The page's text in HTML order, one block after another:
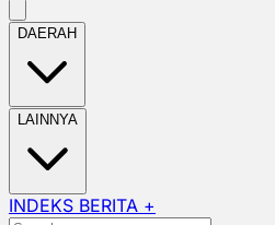
DAERAH
LAINNYA
INDEKS BERITA +